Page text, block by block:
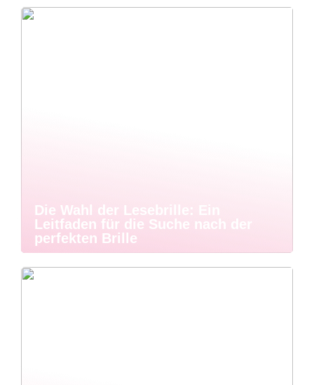
Die Wahl der Lesebrille: Ein
Leitfaden für die Suche nach der
perfekten Brille